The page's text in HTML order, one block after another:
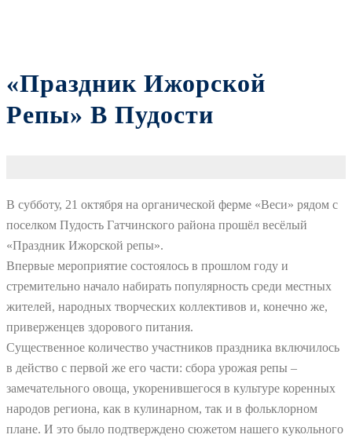
«Праздник Ижорской
Репы» В Пудости
В субботу, 21 октября на органической ферме «Веси» рядом с
поселком Пудость Гатчинского района прошёл весёлый
«Праздник Ижорской репы».
Впервые мероприятие состоялось в прошлом году и
стремительно начало набирать популярность среди местных
жителей, народных творческих коллективов и, конечно же,
приверженцев здорового питания.
Существенное количество участников праздника включилось
в действо с первой же его части: сбора урожая репы –
замечательного овоща, укоренившегося в культуре коренных
народов региона, как в кулинарном, так и в фольклорном
плане. И это было подтверждено сюжетом нашего кукольного